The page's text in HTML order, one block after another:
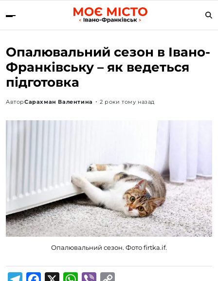
Опалювальний сезон в Івано-
Франківську – як ведеться
підготовка
АвторСарахман Валентина 2 роки тому назад
Опалювальний сезон. Фото firtka.if.